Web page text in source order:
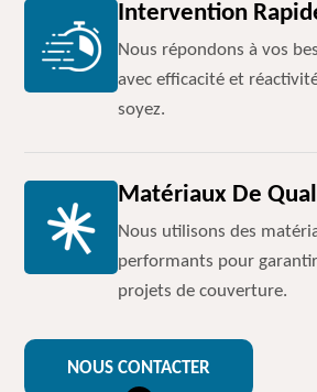
Intervention
Nous répondons à vos
avec efficacité et
soyez.
Matériaux De
Nous utilisons des
performants pour
projets de couverture.
NOUS CONTACTER